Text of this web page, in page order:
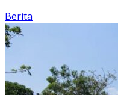
Berita